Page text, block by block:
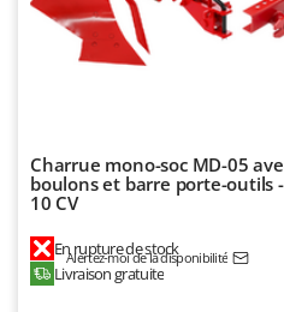
Zanon
Zodiac
Zomax
Charrue mono-soc MD-05
boulons et barre porte-outils
10 CV
En rupture de stock
Alertez-moi de la disponibilité
Livraison gratuite